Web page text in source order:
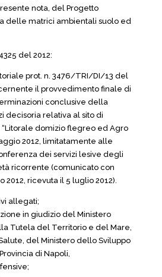
nota, del Progetto
delle matrici ambientali suolo ed
del 2012:
prot. n. 3476/TRI/DI/13 del
il provvedimento finale di
conclusive della
decisoria relativa al sito di
domizio flegreo ed Agro
2012, limitatamente alle
dei servizi lesive degli
ricorrente (comunicato con
2012, ricevuta il 5 luglio 2012).
allegati;
in giudizio del Ministero
Tutela del Territorio e del Mare,
del Ministero dello Sviluppo
di Napoli,